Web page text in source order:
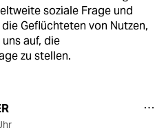
soziale Frage und
Geflüchteten von Nutzen,
auf, die
zu stellen.